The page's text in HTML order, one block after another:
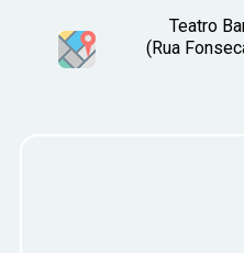
Teatro
(Rua